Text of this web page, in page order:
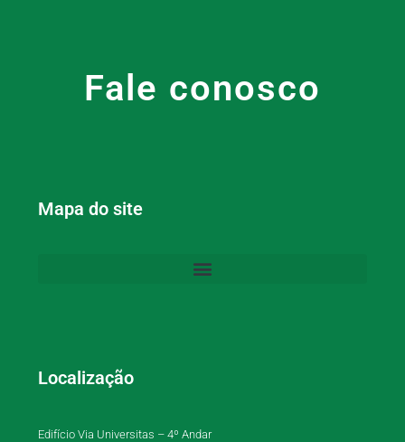
Fale conosco
Mapa do site
Localização
Edifício Via Universitas – 4º Andar